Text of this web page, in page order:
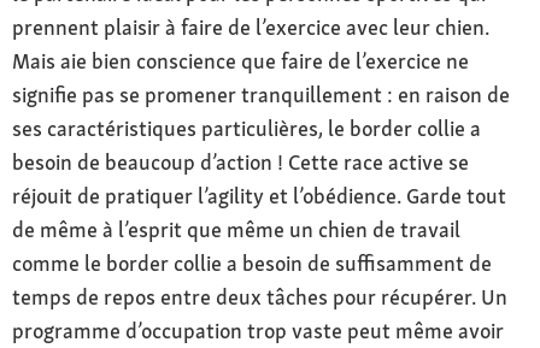
prennent plaisir à faire de l’exercice avec leur chien.
Mais aie bien conscience que faire de l’exercice ne
signifie pas se promener tranquillement : en raison de
ses caractéristiques particulières, le border collie a
besoin de beaucoup d’action ! Cette race active se
réjouit de pratiquer l’agility et l’obédience. Garde tout
de même à l’esprit que même un chien de travail
comme le border collie a besoin de suffisamment de
temps de repos entre deux tâches pour récupérer. Un
programme d’occupation trop vaste peut même avoir